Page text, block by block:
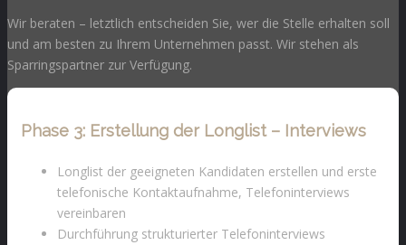
Wir beraten – letztlich entscheiden Sie, wer die Stelle erhalten soll
und am besten zu Ihrem Unternehmen passt. Wir stehen als
Sparringspartner zur Verfügung.
Phase 3: Erstellung der Longlist – Interviews
Longlist der geeigneten Kandidaten erstellen und erste
telefonische Kontaktaufnahme, Telefoninterviews
vereinbaren
Durchführung strukturierter Telefoninterviews